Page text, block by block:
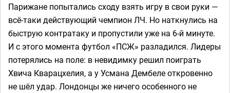
Парижане попытались сходу взять игру в свои руки —
всё-таки действующий чемпион ЛЧ. Но наткнулись на
быструю контратаку и пропустили уже на 6-й минуте.
И с этого момента футбол «ПСЖ» разладился. Лидеры
потерялись на поле: в невидимку решил поиграть
Хвича Кварацхелия, а у Усмана Дембеле откровенно
не шёл удар. Лондонцы же ничего особенного не